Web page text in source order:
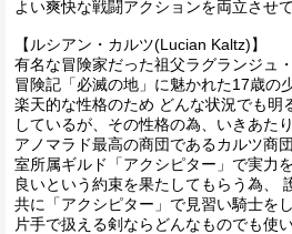
よい爽快な戦闘アクションを両立させて
【ルシアン・カルツ(Lucian Kaltz)】
有名な冒険家だった祖父ラグランジュ
冒険記「必滅の地」に魅かれた17歳の少
楽天的な性格のため どんな状況でも明
しているが、その性格の為、いきあた
アノマラド最高の商団であるカルツ商
室所属ギルド「アクシピター」で実力
良いという約束を果たしてもらう為、
共に「アクシピター」で見習い騎士をし
片手で扱える剣ならどんなものでも使